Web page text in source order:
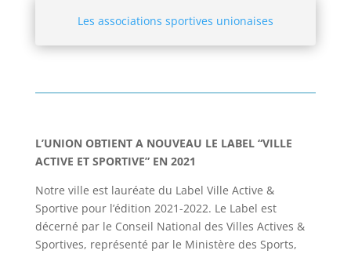
Les associations sportives unionaises
L’UNION OBTIENT A NOUVEAU LE LABEL “VILLE
ACTIVE ET SPORTIVE” EN 2021
Notre ville est lauréate du Label Ville Active &
Sportive pour l’édition 2021-2022. Le Label est
décerné par le Conseil National des Villes Actives &
Sportives, représenté par le Ministère des Sports,